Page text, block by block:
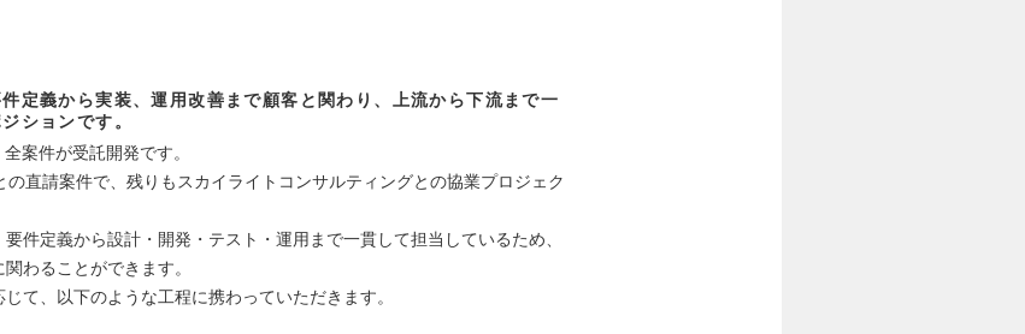
定義から実装、運用改善まで顧客と関わり、上流から下流まで一
ションです。
案件が受託開発です。
の直請案件で、残りもスカイライトコンサルティングとの協業プロジェク
件定義から設計・開発・テスト・運用まで一貫して担当しているため、
わることができます。
て、以下のような工程に携わっていただきます。